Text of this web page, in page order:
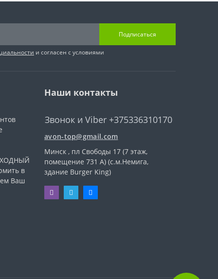
Подписаться
и согласен с условиями
в
Ваш
Наши контакты
Звонок и Viber +375336310170
avon-top@gmail.com
Минск , пл Свободы 17 (7 этаж,
помещение 731 А) (с.м.Немига,
здание Burger King)